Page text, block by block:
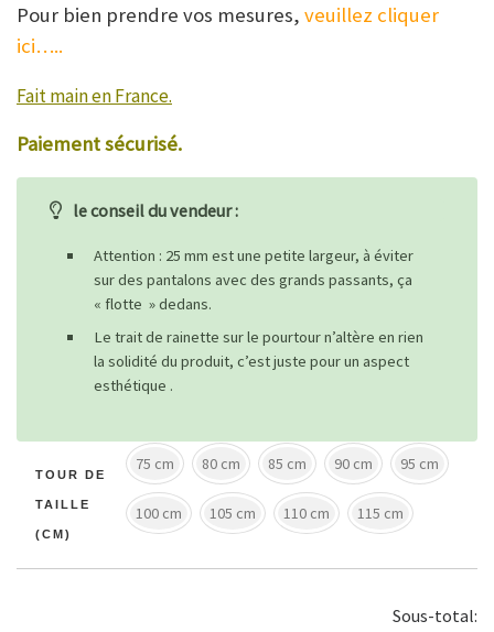
Pour bien prendre vos mesures, veuillez cliquer
ici…..
Fait main en France.
Paiement sécurisé.
le conseil du vendeur :
Attention : 25 mm est une petite largeur, à éviter
sur des pantalons avec des grands passants, ça
« flotte » dedans.
Le trait de rainette sur le pourtour n’altère en rien
la solidité du produit, c’est juste pour un aspect
esthétique .
TOUR DE
TAILLE
(CM)
75 cm 80 cm 85 cm 90 cm 95 cm
100 cm 105 cm 110 cm 115 cm
Sous-total: